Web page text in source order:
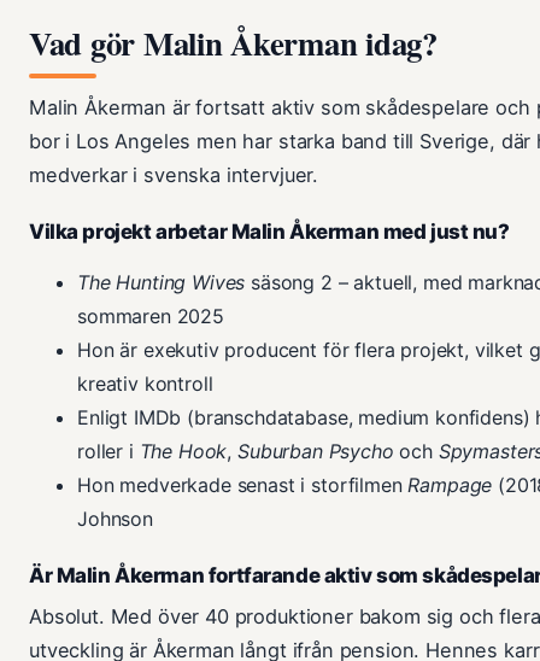
Vad gör Malin Åkerman idag?
Malin Åkerman är fortsatt aktiv som skådespelare och
bor i Los Angeles men har starka band till Sverige,
medverkar i svenska intervjuer.
Vilka projekt arbetar Malin Åkerman med just nu?
The Hunting Wives säsong 2 – aktuell, med
sommaren 2025
Hon är exekutiv producent för flera projekt, vilket
kreativ kontroll
Enligt IMDb (branschdatabase, medium konfidens)
roller i The Hook, Suburban Psycho och
Hon medverkade senast i storfilmen Rampage
Johnson
Är Malin Åkerman fortfarande aktiv som
Absolut. Med över 40 produktioner bakom sig och
utveckling är Åkerman långt ifrån pension. Hennes